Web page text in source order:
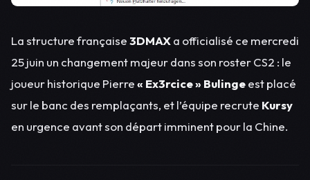
La structure française3DMAXa officialisé ce mercredi
25 juin un changement majeur dans son roster CS2 : le
joueur historique Pierre« Ex3rcice » Bulingeest placé
sur le banc des remplaçants, et l’équipe recrute Kursy
en urgence avant son départ imminent pour la Chine.